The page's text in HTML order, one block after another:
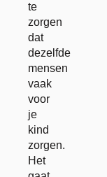
te
zorgen
dat
dezelfde
mensen
vaak
voor
je
kind
zorgen.
Het